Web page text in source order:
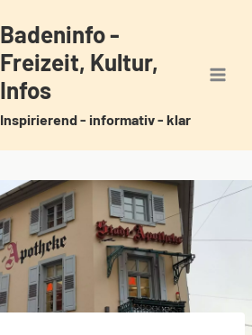
Badeninfo -
Freizeit, Kultur,
Infos
Inspirierend - informativ - klar